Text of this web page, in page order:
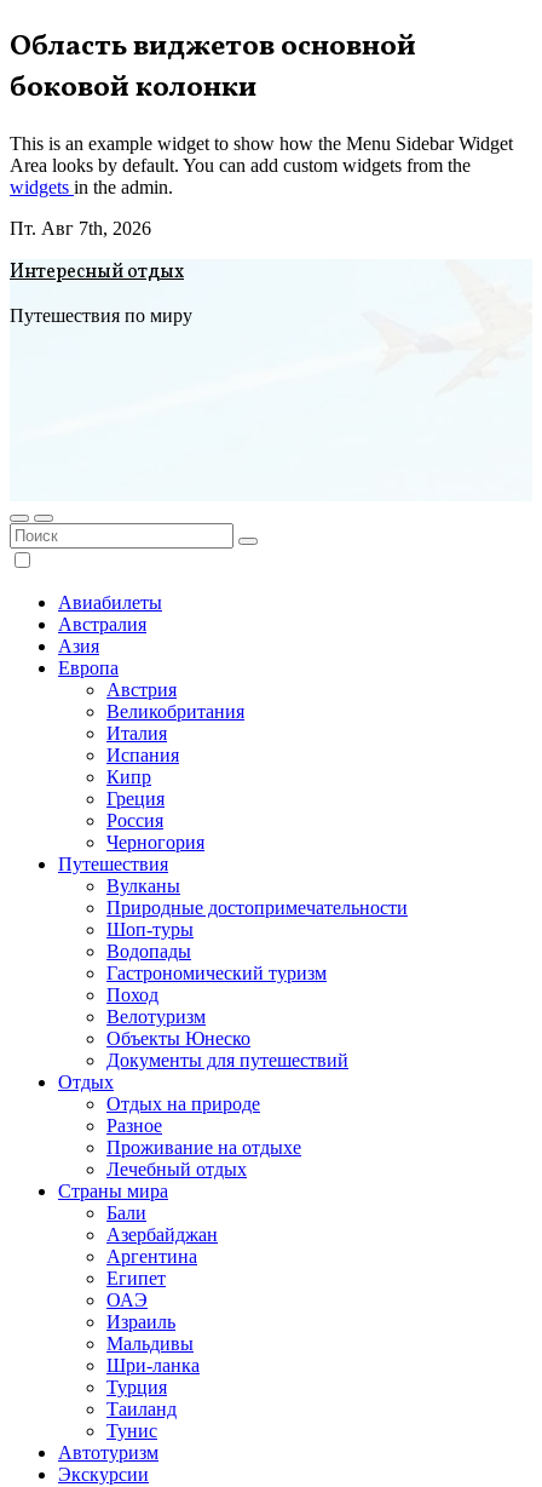
Перейти
к
содержимому
Область виджетов основной
боковой колонки
This is an example widget to show how the Menu Sidebar Widget
Area looks by default. You can add custom widgets from the
widgets in the admin.
Пт. Авг 7th, 2026
Интересный отдых
Путешествия по миру
Авиабилеты
Австралия
Азия
Европа
Австрия
Великобритания
Италия
Испания
Кипр
Греция
Россия
Черногория
Путешествия
Вулканы
Природные достопримечательности
Шоп-туры
Водопады
Гастрономический туризм
Поход
Велотуризм
Объекты Юнеско
Документы для путешествий
Отдых
Отдых на природе
Разное
Проживание на отдыхе
Лечебный отдых
Страны мира
Бали
Азербайджан
Аргентина
Египет
ОАЭ
Израиль
Мальдивы
Шри-ланка
Турция
Таиланд
Тунис
Автотуризм
Экскурсии